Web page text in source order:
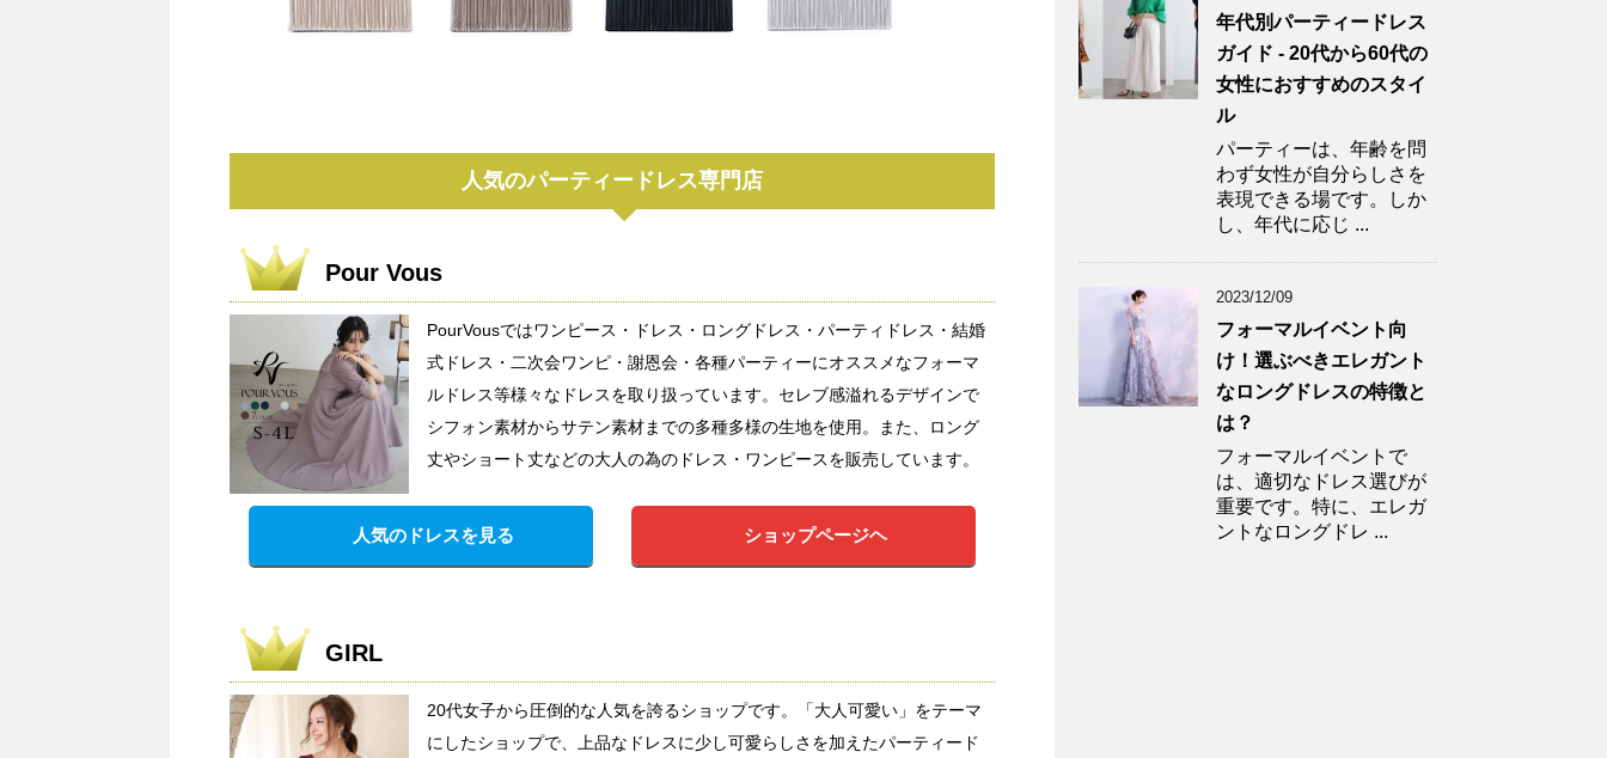
人気のパーティードレス専門店
Pour Vous
PourVousではワンピース・ドレス・ロングドレス・パーティドレス・結婚
式ドレス・二次会ワンピ・謝恩会・各種パーティーにオススメなフォーマ
ルドレス等様々なドレスを取り扱っています。セレブ感溢れるデザインで
シフォン素材からサテン素材までの多種多様の生地を使用。また、ロング
丈やショート丈などの大人の為のドレス・ワンピースを販売しています。
人気のドレスを見る ショップページヘ
GIRL
20代女子から圧倒的な人気を誇るショップです。「大人可愛い」をテーマ
にしたショップで、上品なドレスに少し可愛らしさを加えたパーティード
年代別パーティードレス
ガイド - 20代から60代の
女性におすすめのスタイ
ル
パーティーは、年齢を問
わず女性が自分らしさを
表現できる場です。しか
し、年代に応じ ...
2023/12/09
フォーマルイベント向
け！選ぶべきエレガント
なロングドレスの特徴と
は？
フォーマルイベントで
は、適切なドレス選びが
重要です。特に、エレガ
ントなロングドレ ...